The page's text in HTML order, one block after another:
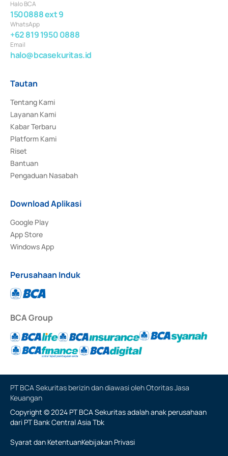
Halo BCA
1500888 ext 9
WhatsApp
+62 819 1950 0888
Email
halo@bcasekuritas.id
Tautan
Tentang Kami
Layanan Kami
Kabar Terbaru
Platform Kami
Riset
Bantuan
Pengaduan Nasabah
Download Aplikasi
Google Play
App Store
Windows App
Perusahaan Induk
BCA Group
PT BCA Sekuritas berizin dan diawasi oleh Otoritas Jasa
Keuangan
Copyright © 2024 PT BCA Sekuritas adalah anak perusahaan
dari PT Bank Central Asia Tbk
Syarat dan KetentuanKebijakan Privasi